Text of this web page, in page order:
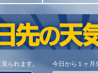
られます。 今日から１ヶ月